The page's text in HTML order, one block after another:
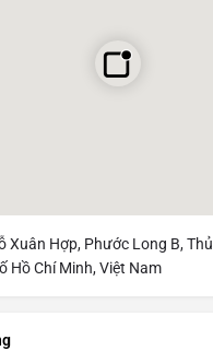
Xuân Hợp, Phước Long B, Thủ
Hồ Chí Minh, Việt Nam